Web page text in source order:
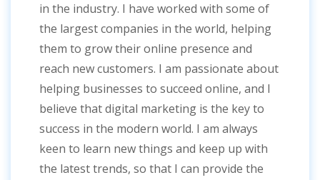
in the industry. I have worked with some of
the largest companies in the world, helping
them to grow their online presence and
reach new customers. I am passionate about
helping businesses to succeed online, and I
believe that digital marketing is the key to
success in the modern world. I am always
keen to learn new things and keep up with
the latest trends, so that I can provide the